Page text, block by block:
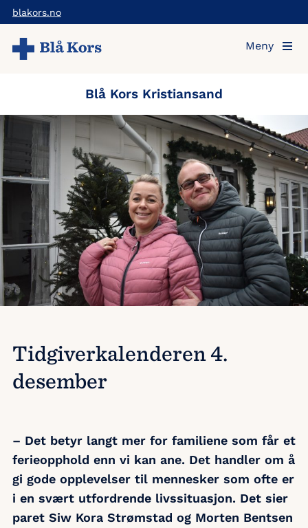
Hopp
til
hovedinnholdet
blakors.no
Meny
Blå Kors Kristiansand
Tidgiverkalenderen 4.
desember
– Det betyr langt mer for familiene som får et
ferieopphold enn vi kan ane. Det handler om å
gi gode opplevelser til mennesker som ofte er
i en svært utfordrende livssituasjon. Det sier
paret Siw Kora Strømstad og Morten Bentsen